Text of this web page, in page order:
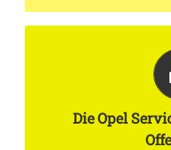
Die Opel
Mit unserer „Opel
macht Opel